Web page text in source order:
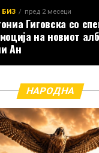
БИЗ пред 2 месеци
Гиговска со
на новиот
Ан
НАРОДНА